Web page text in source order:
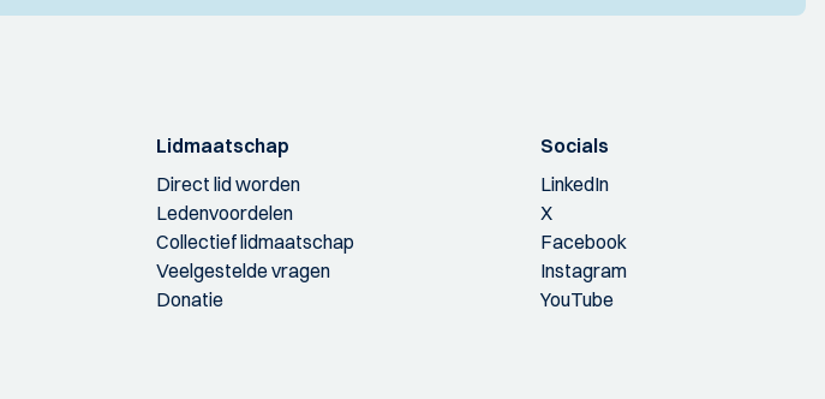
Lidmaatschap
Direct lid worden
Ledenvoordelen
Collectief lidmaatschap
Veelgestelde vragen
Donatie
Socials
LinkedIn
X
Facebook
Instagram
YouTube